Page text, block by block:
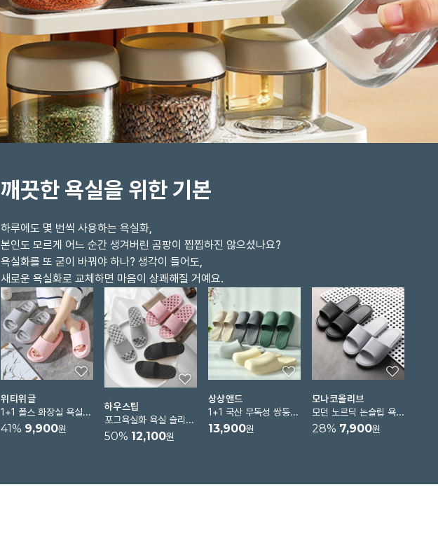
깨끗한 욕실을 위한 기본
하루에도 몇 번씩 사용하는 욕실화,
본인도 모르게 어느 순간 생겨버린 곰팡이 찝찝하진 않으셨나요?
욕실화를 또 굳이 바꿔야 하나? 생각이 들어도,
새로운 욕실화로 교체하면 마음이 상쾌해질 거예요.
위티위글
1+1 폴스 화장실 욕실 슬리퍼 미끄럼방지 욕실화
41% 9,900원
하우스팁
포그욕실화 욕실 슬리퍼 화장실슬리퍼 미끄럼방지 물빠짐신발 발등낮은욕실화 층간소음방지
50% 12,100원
상상앤드
1+1 국산 무독성 쌍둥이 욕실화
13,900원
모나코올리브
모던 노르딕 논슬립 욕실화
28% 7,900원